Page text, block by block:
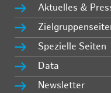
Aktuelles &
Spezielle Seiten
Data
Newsletter